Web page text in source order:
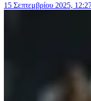
15 Σεπτεμβρίου 2025,